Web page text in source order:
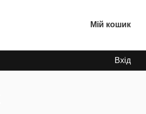
Мій кошик
Вхід